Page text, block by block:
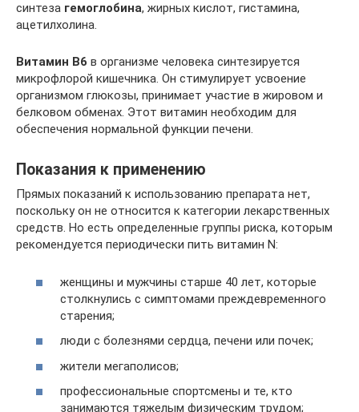
синтеза гемоглобина, жирных кислот, гистамина,
ацетилхолина.
Витамин B6 в организме человека синтезируется
микрофлорой кишечника. Он стимулирует усвоение
организмом глюкозы, принимает участие в жировом и
белковом обменах. Этот витамин необходим для
обеспечения нормальной функции печени.
Показания к применению
Прямых показаний к использованию препарата нет,
поскольку он не относится к категории лекарственных
средств. Но есть определенные группы риска, которым
рекомендуется периодически пить витамин N:
женщины и мужчины старше 40 лет, которые
столкнулись с симптомами преждевременного
старения;
люди с болезнями сердца, печени или почек;
жители мегаполисов;
профессиональные спортсмены и те, кто
занимаются тяжелым физическим трудом;